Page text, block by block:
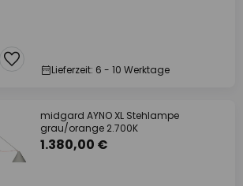
Lieferzeit: 6 - 10 Werktage
midgard AYNO XL Stehlampe
grau/orange 2.700K
1.380,00 €